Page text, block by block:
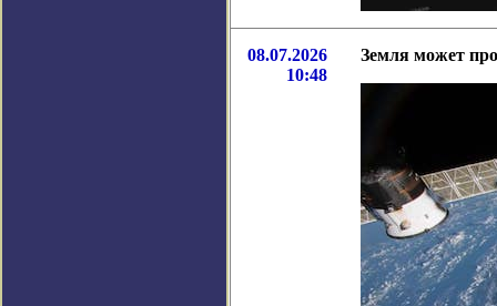
08.07.2026
10:48
Земля может